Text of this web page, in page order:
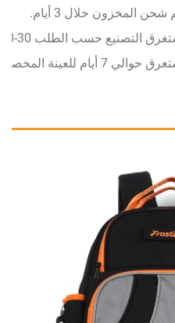
3 أيام.
الطلب 30-50 يومًا.